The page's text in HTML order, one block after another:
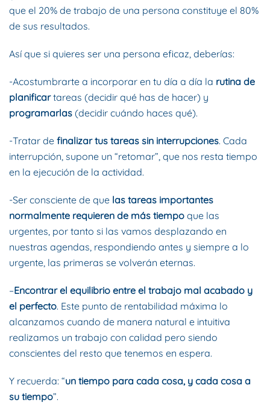
que el 20% de trabajo de una persona constituye el 80%
de sus resultados.
Así que si quieres ser una persona eficaz, deberías:
-Acostumbrarte a incorporar en tu día a día la rutina de
planificartareas (decidir qué has de hacer) y
programarlas (decidir cuándo haces qué).
-Tratar de finalizar tus tareas sin interrupciones. Cada
interrupción, supone un “retomar”, que nos resta tiempo
en la ejecución de la actividad.
-Ser consciente de que las tareas importantes
normalmente requieren de más tiempo que las
urgentes, por tanto si las vamos desplazando en
nuestras agendas, respondiendo antes y siempre a lo
urgente, las primeras se volverán eternas.
–Encontrar el equilibrio entre el trabajo mal acabado y
el perfecto. Este punto de rentabilidad máxima lo
alcanzamos cuando de manera natural e intuitiva
realizamos un trabajo con calidad pero siendo
conscientes del resto que tenemos en espera.
Y recuerda: “un tiempo para cada cosa, y cada cosa a
su tiempo”.